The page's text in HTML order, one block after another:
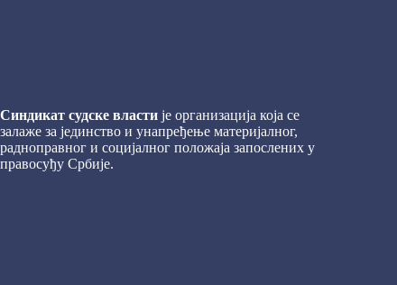
Синдикат судске власти је организација која се
залаже за јединство и унапређење материјалног,
радноправног и социјалног положаја запослених у
правосуђу Србије.